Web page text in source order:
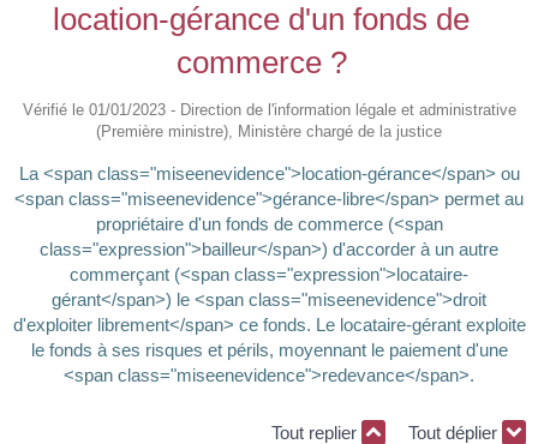
location-gérance d'un fonds de
commerce ?
Vérifié le 01/01/2023 - Direction de l'information légale et administrative
(Première ministre), Ministère chargé de la justice
La <span class="miseenevidence">location-gérance</span> ou
<span class="miseenevidence">gérance-libre</span> permet au
propriétaire d'un fonds de commerce (<span
class="expression">bailleur</span>) d'accorder à un autre
commerçant (<span class="expression">locataire-
gérant</span>) le <span class="miseenevidence">droit
d'exploiter librement</span> ce fonds. Le locataire-gérant exploite
le fonds à ses risques et périls, moyennant le paiement d'une
<span class="miseenevidence">redevance</span>.
Tout replier Tout déplier